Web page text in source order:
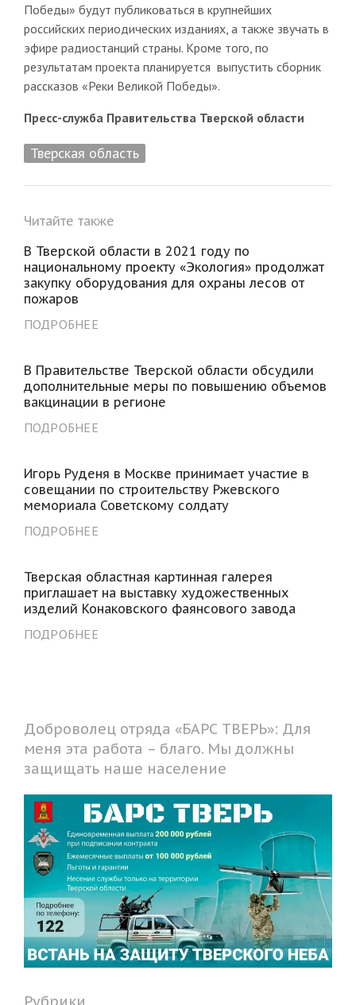
Победы» будут публиковаться в крупнейших
российских периодических изданиях, а также звучать в
эфире радиостанций страны. Кроме того, по
результатам проекта планируется выпустить сборник
рассказов «Реки Великой Победы».
Пресс-служба Правительства Тверской области
Тверская область
Читайте также
В Тверской области в 2021 году по
национальному проекту «Экология» продолжат
закупку оборудования для охраны лесов от
пожаров
ПОДРОБНЕЕ
В Правительстве Тверской области обсудили
дополнительные меры по повышению объемов
вакцинации в регионе
ПОДРОБНЕЕ
Игорь Руденя в Москве принимает участие в
совещании по строительству Ржевского
мемориала Советскому солдату
ПОДРОБНЕЕ
Тверская областная картинная галерея
приглашает на выставку художественных
изделий Конаковского фаянсового завода
ПОДРОБНЕЕ
Доброволец отряда «БАРС ТВЕРЬ»: Для
меня эта работа – благо. Мы должны
защищать наше население